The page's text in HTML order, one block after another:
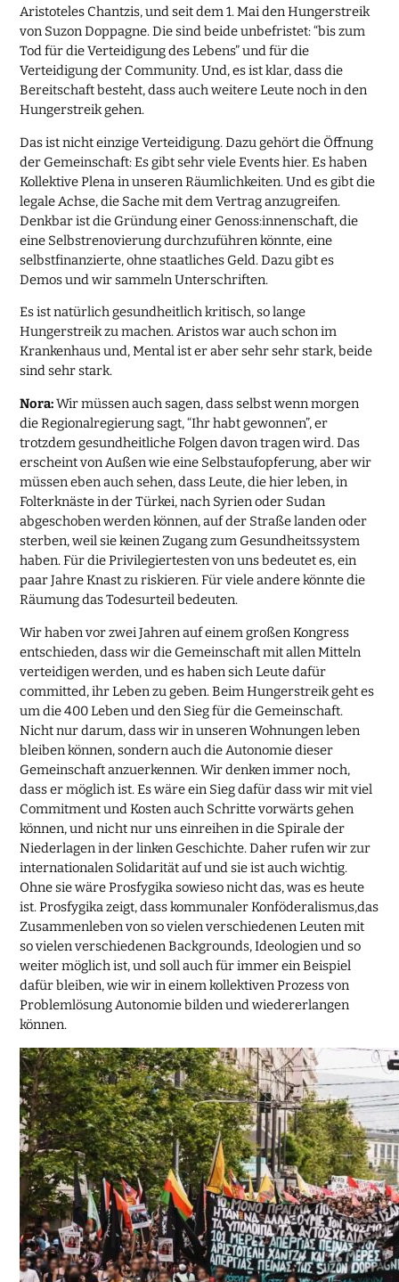
Aristoteles Chantzis, und seit dem 1. Mai den Hungerstreik
von Suzon Doppagne. Die sind beide unbefristet: “bis zum
Tod für die Verteidigung des Lebens” und für die
Verteidigung der Community. Und, es ist klar, dass die
Bereitschaft besteht, dass auch weitere Leute noch in den
Hungerstreik gehen.
Das ist nicht einzige Verteidigung. Dazu gehört die Öffnung
der Gemeinschaft: Es gibt sehr viele Events hier. Es haben
Kollektive Plena in unseren Räumlichkeiten. Und es gibt die
legale Achse, die Sache mit dem Vertrag anzugreifen.
Denkbar ist die Gründung einer Genoss:innenschaft, die
eine Selbstrenovierung durchzuführen könnte, eine
selbstfinanzierte, ohne staatliches Geld. Dazu gibt es
Demos und wir sammeln Unterschriften.
Es ist natürlich gesundheitlich kritisch, so lange
Hungerstreik zu machen. Aristos war auch schon im
Krankenhaus und, Mental ist er aber sehr sehr stark, beide
sind sehr stark.
Nora:Wir müssen auch sagen, dass selbst wenn morgen
die Regionalregierung sagt, “Ihr habt gewonnen”, er
trotzdem gesundheitliche Folgen davon tragen wird. Das
erscheint von Außen wie eine Selbstaufopferung, aber wir
müssen eben auch sehen, dass Leute, die hier leben, in
Folterknäste in der Türkei, nach Syrien oder Sudan
abgeschoben werden können, auf der Straße landen oder
sterben, weil sie keinen Zugang zum Gesundheitssystem
haben. Für die Privilegiertesten von uns bedeutet es, ein
paar Jahre Knast zu riskieren. Für viele andere könnte die
Räumung das Todesurteil bedeuten.
Wir haben vor zwei Jahren auf einem großen Kongress
entschieden, dass wir die Gemeinschaft mit allen Mitteln
verteidigen werden, und es haben sich Leute dafür
committed, ihr Leben zu geben. Beim Hungerstreik geht es
um die 400 Leben und den Sieg für die Gemeinschaft.
Nicht nur darum, dass wir in unseren Wohnungen leben
bleiben können, sondern auch die Autonomie dieser
Gemeinschaft anzuerkennen. Wir denken immer noch,
dass er möglich ist. Es wäre ein Sieg dafür dass wir mit viel
Commitment und Kosten auch Schritte vorwärts gehen
können, und nicht nur uns einreihen in die Spirale der
Niederlagen in der linken Geschichte. Daher rufen wir zur
internationalen Solidarität auf und sie ist auch wichtig.
Ohne sie wäre Prosfygika sowieso nicht das, was es heute
ist. Prosfygika zeigt, dass kommunaler Konföderalismus,das
Zusammenleben von so vielen verschiedenen Leuten mit
so vielen verschiedenen Backgrounds, Ideologien und so
weiter möglich ist, und soll auch für immer ein Beispiel
dafür bleiben, wie wir in einem kollektiven Prozess von
Problemlösung Autonomie bilden und wiedererlangen
können.